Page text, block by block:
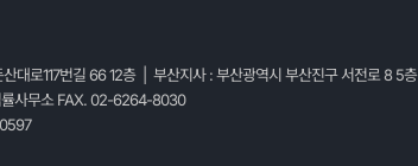
대로117번길 66 12층 | 부산지사 : 부산광역시 부산진구 서전로 8 5층
률사무소 FAX. 02-6264-8030